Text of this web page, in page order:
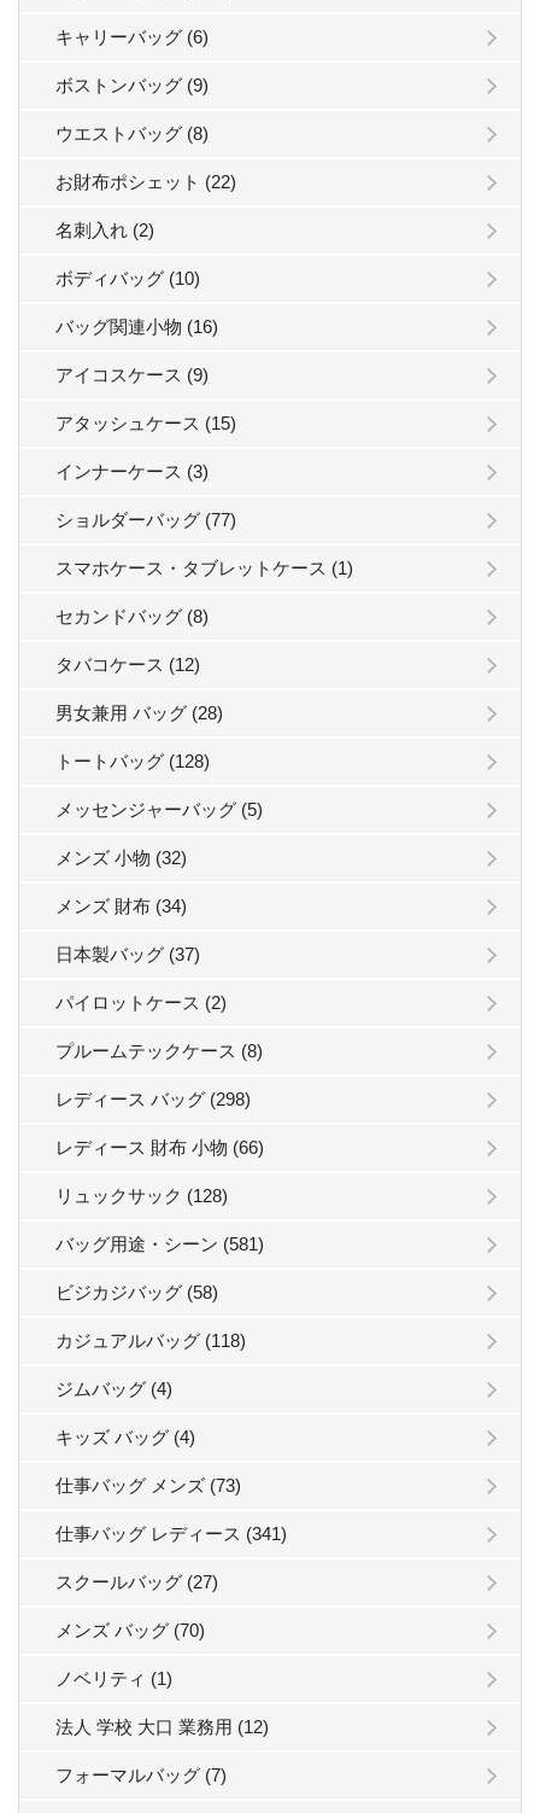
キャリーバッグ (6)
ボストンバッグ (9)
ウエストバッグ (8)
お財布ポシェット (22)
名刺入れ (2)
ボディバッグ (10)
バッグ関連小物 (16)
アイコスケース (9)
アタッシュケース (15)
インナーケース (3)
ショルダーバッグ (77)
スマホケース・タブレットケース (1)
セカンドバッグ (8)
タバコケース (12)
男女兼用 バッグ (28)
トートバッグ (128)
メッセンジャーバッグ (5)
メンズ 小物 (32)
メンズ 財布 (34)
日本製バッグ (37)
パイロットケース (2)
プルームテックケース (8)
レディース バッグ (298)
レディース 財布 小物 (66)
リュックサック (128)
バッグ用途・シーン (581)
ビジカジバッグ (58)
カジュアルバッグ (118)
ジムバッグ (4)
キッズ バッグ (4)
仕事バッグ メンズ (73)
仕事バッグ レディース (341)
スクールバッグ (27)
メンズ バッグ (70)
ノベリティ (1)
法人 学校 大口 業務用 (12)
フォーマルバッグ (7)